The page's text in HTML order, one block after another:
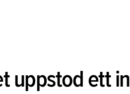
uppstod ett